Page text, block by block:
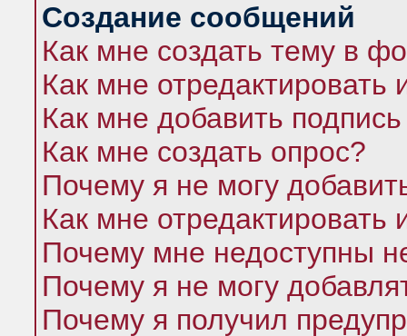
Создание сообщений
Как мне создать тему в
Как мне
Как мне добавить
Как мне создать опрос?
Почему я не могу
Как мне отредактировать
Почему мне недоступны
Почему я не могу
Почему я получил